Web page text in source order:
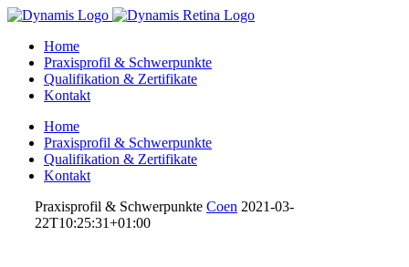
Home
Praxisprofil & Schwerpunkte
Qualifikation & Zertifikate
Kontakt
Home
Praxisprofil & Schwerpunkte
Qualifikation & Zertifikate
Kontakt
Praxisprofil & Schwerpunkte Coen 2021-03-
22T10:25:31+01:00